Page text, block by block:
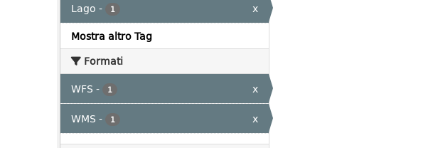
Lago - 1
x
Mostra altro Tag
Formati
WFS - 1
x
WMS - 1 x